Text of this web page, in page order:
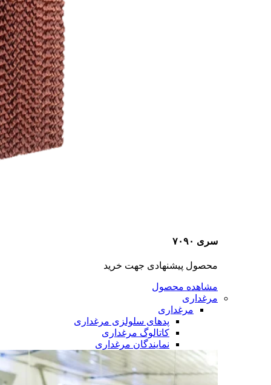
سری ۷۰۹۰
محصول پیشنهادی جهت خرید
مشاهده محصول
مرغداری
مرغداری
پدهای سلولزی مرغداری
کاتالوگ مرغداری
نمایندگان مرغداری